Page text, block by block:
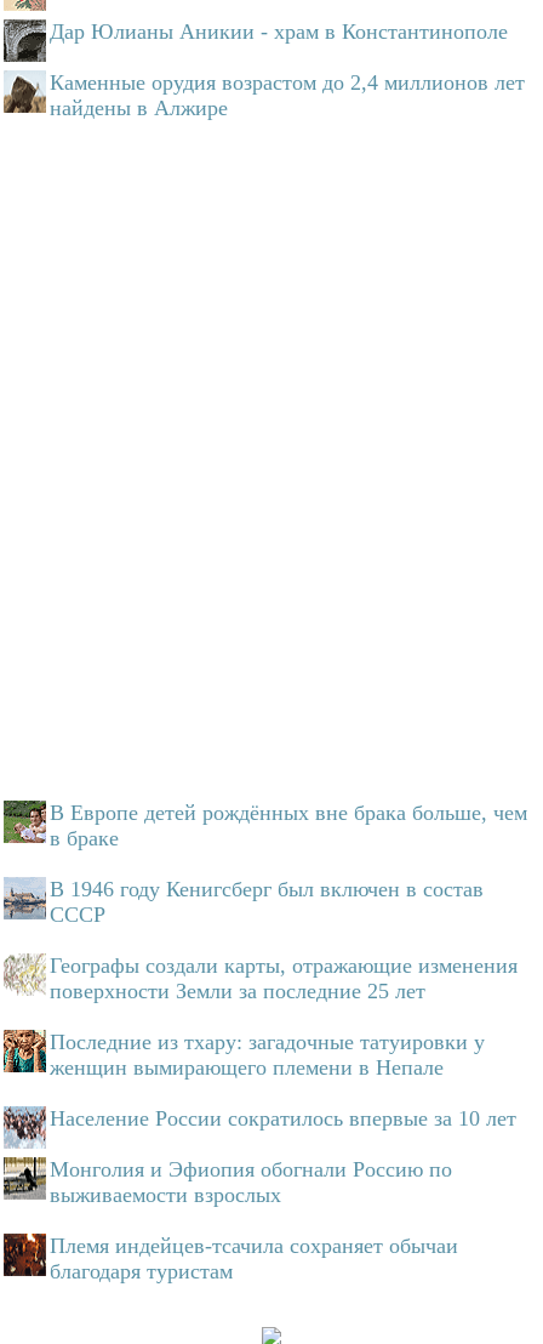
Дар Юлианы Аникии - храм в Константинополе
Каменные орудия возрастом до 2,4 миллионов лет
найдены в Алжире
В Европе детей рождённых вне брака больше, чем
в браке
В 1946 году Кенигсберг был включен в состав
СССР
Географы создали карты, отражающие изменения
поверхности Земли за последние 25 лет
Последние из тхару: загадочные татуировки у
женщин вымирающего племени в Непале
Население России сократилось впервые за 10 лет
Монголия и Эфиопия обогнали Россию по
выживаемости взрослых
Племя индейцев-тсачила сохраняет обычаи
благодаря туристам